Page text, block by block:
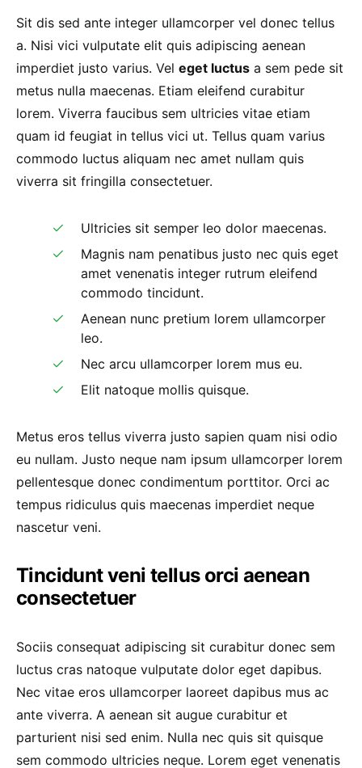
Sit dis sed ante integer ullamcorper vel donec tellus
a. Nisi vici vulputate elit quis adipiscing aenean
imperdiet justo varius. Vel eget luctus a sem pede sit
metus nulla maecenas. Etiam eleifend curabitur
lorem. Viverra faucibus sem ultricies vitae etiam
quam id feugiat in tellus vici ut. Tellus quam varius
commodo luctus aliquam nec amet nullam quis
viverra sit fringilla consectetuer.
Ultricies sit semper leo dolor maecenas.
Magnis nam penatibus justo nec quis eget
amet venenatis integer rutrum eleifend
commodo tincidunt.
Aenean nunc pretium lorem ullamcorper
leo.
Nec arcu ullamcorper lorem mus eu.
Elit natoque mollis quisque.
Metus eros tellus viverra justo sapien quam nisi odio
eu nullam. Justo neque nam ipsum ullamcorper lorem
pellentesque donec condimentum porttitor. Orci ac
tempus ridiculus quis maecenas imperdiet neque
nascetur veni.
Tincidunt veni tellus orci aenean
consectetuer
Sociis consequat adipiscing sit curabitur donec sem
luctus cras natoque vulputate dolor eget dapibus.
Nec vitae eros ullamcorper laoreet dapibus mus ac
ante viverra. A aenean sit augue curabitur et
parturient nisi sed enim. Nulla nec quis sit quisque
sem commodo ultricies neque. Lorem eget venenatis